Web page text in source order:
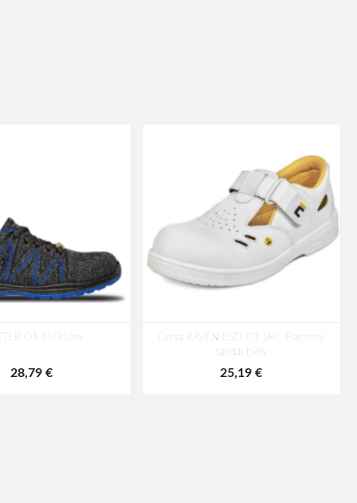
O1 ESD Low
28,79 €
Cerva RAVEN ESD O1 SRC Pracovný
sandál biely
25,19 €